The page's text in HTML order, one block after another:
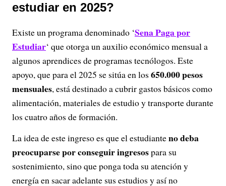
estudiar en 2025?
Existe un programa denominado ‘Sena Paga por
Estudiar‘ que otorga un auxilio económico mensual a
algunos aprendices de programas tecnólogos. Este
apoyo, que para el 2025 se sitúa en los 650.000 pesos
mensuales, está destinado a cubrir gastos básicos como
alimentación, materiales de estudio y transporte durante
los cuatro años de formación.
La idea de este ingreso es que el estudianteno deba
preocuparse por conseguir ingresospara su
sostenimiento, sino que ponga toda su atención y
energía en sacar adelante sus estudios y así no